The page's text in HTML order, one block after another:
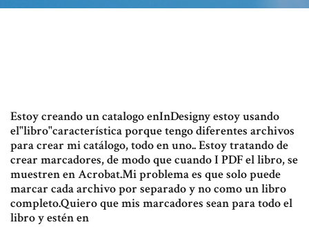
Estoy creando un catalogo enInDesigny estoy usando
el"libro"característica porque tengo diferentes archivos
para crear mi catálogo, todo en uno.. Estoy tratando de
crear marcadores, de modo que cuando I PDF el libro, se
muestren en Acrobat.Mi problema es que solo puede
marcar cada archivo por separado y no como un libro
completo.Quiero que mis marcadores sean para todo el
libro y estén en